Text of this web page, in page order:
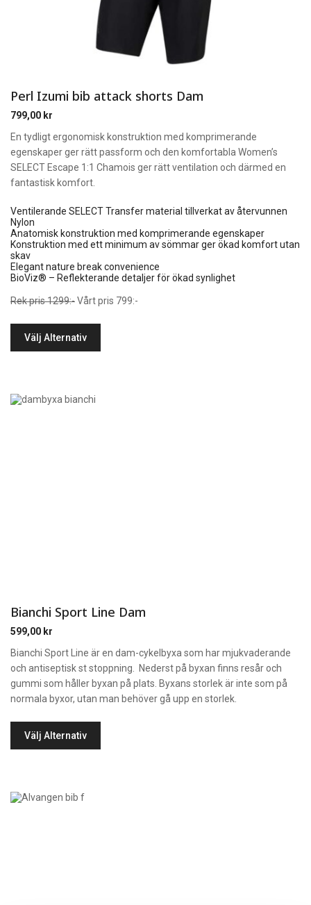
Perl Izumi bib attack shorts Dam
799,00 kr
En tydligt ergonomisk konstruktion med komprimerande
egenskaper ger rätt passform och den komfortabla Women’s
SELECT Escape 1:1 Chamois ger rätt ventilation och därmed en
fantastisk komfort.
Ventilerande SELECT Transfer material tillverkat av återvunnen
Nylon
Anatomisk konstruktion med komprimerande egenskaper
Konstruktion med ett minimum av sömmar ger ökad komfort utan
skav
Elegant nature break convenience
BioViz® – Reflekterande detaljer för ökad synlighet
Rek pris 1299:-Vårt pris 799:-
Välj Alternativ
Bianchi Sport Line Dam
599,00 kr
Bianchi Sport Line är en dam-cykelbyxa som har mjukvaderande
och antiseptisk st stoppning. Nederst på byxan finns resår och
gummi som håller byxan på plats. Byxans storlek är inte som på
normala byxor, utan man behöver gå upp en storlek.
Välj Alternativ